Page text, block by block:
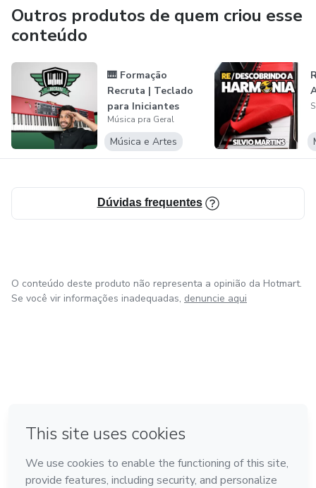
Outros produtos de quem criou esse
conteúdo
🎹 Formação
Recruta | Teclado
para Iniciantes
Música pra Geral
Música e Artes
Dúvidas frequentes
O conteúdo deste produto não representa a opinião da Hotmart.
Se você vir informações inadequadas, denuncie aqui
Feito com ❤ em Bogotá